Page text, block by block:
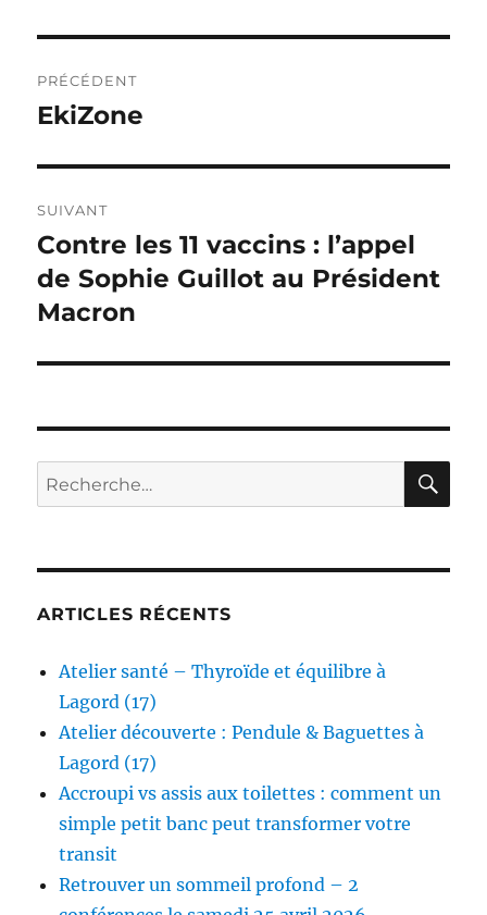
de
PRÉCÉDENT
Publication
EkiZone
SUIVANT
Publication
suivante :
Contre les 11 vaccins : l’appel
de Sophie Guillot au Président
Macron
Recherche
pour :
ARTICLES RÉCENTS
Atelier santé – Thyroïde et équilibre à
Lagord (17)
Atelier découverte : Pendule & Baguettes à
Lagord (17)
Accroupi vs assis aux toilettes : comment un
simple petit banc peut transformer votre
transit
Retrouver un sommeil profond – 2